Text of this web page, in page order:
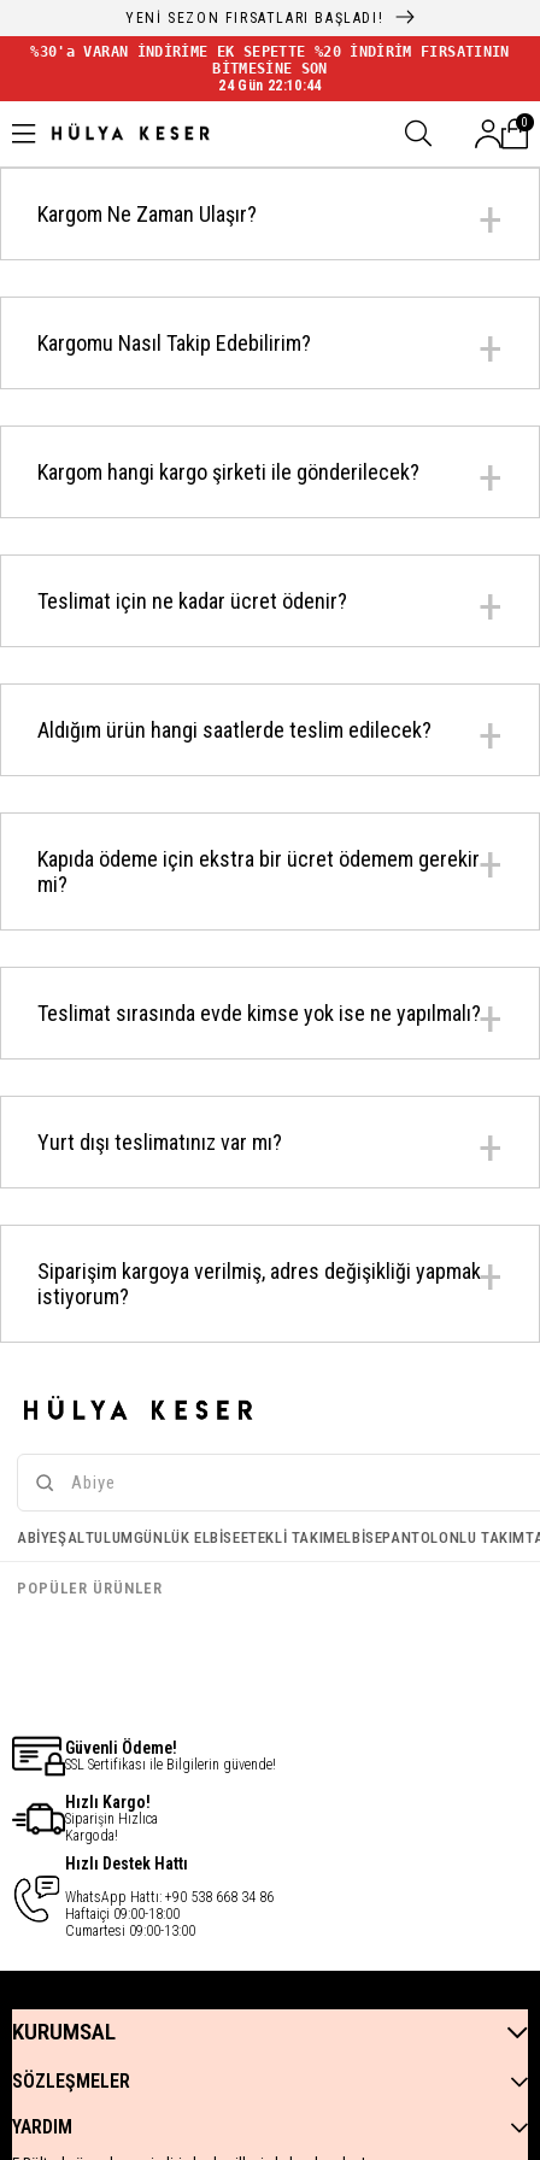
YENİ SEZON FIRSATLARI BAŞLADI!
%30'a VARAN İNDİRİME EK SEPETTE %20 İNDİRİM FIRSATININ
BİTMESİNE SON
24 Gün 22:10:43
0
Kargom Ne Zaman Ulaşır?
Kargomu Nasıl Takip Edebilirim?
Kargom hangi kargo şirketi ile gönderilecek?
Teslimat için ne kadar ücret ödenir?
Aldığım ürün hangi saatlerde teslim edilecek?
Kapıda ödeme için ekstra bir ücret ödemem gerekir
mi?
Teslimat sırasında evde kimse yok ise ne yapılmalı?
Yurt dışı teslimatınız var mı?
Siparişim kargoya verilmiş, adres değişikliği yapmak
istiyorum?
Ürünlerimi kaç günde kargoya veriyorsunuz?
Ürünüm hatalı veya zarar görmüş bir şekilde geldi ne
yapmalıyım?
Güvenli Ödeme!
SSL Sertifikası ile Bilgilerin güvende!
Hızlı Kargo!
Siparişin Hızlıca
Kargoda!
Hızlı Destek Hattı
WhatsApp Hattı: +90 538 668 34 86
Haftaiçi 09:00-18:00
Cumartesi 09:00-13:00
KURUMSAL
SÖZLEŞMELER
YARDIM
ABIYEŞALTULUMGÜNLÜK ELBISEETEKLI TAKIMELBISEPANTOLONLU TAKIM
POPÜLER ÜRÜNLER